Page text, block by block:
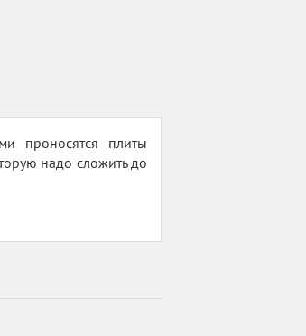
проносятся плиты
надо сложить до